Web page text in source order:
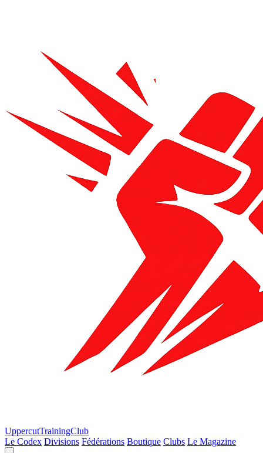
UppercutTrainingClub
Le Codex Divisions Fédérations Boutique Clubs Le Magazine